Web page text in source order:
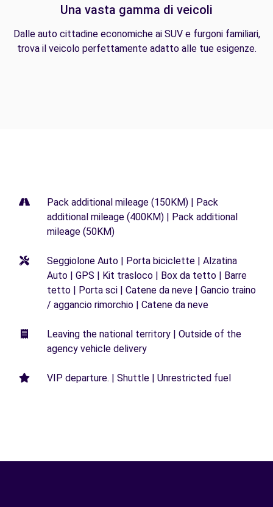
Una vasta gamma di veicoli
Dalle auto cittadine economiche ai SUV e furgoni familiari,
trova il veicolo perfettamente adatto alle tue esigenze.
Pack additional mileage (150KM) | Pack
additional mileage (400KM) | Pack additional
mileage (50KM)
Seggiolone Auto | Porta biciclette | Alzatina
Auto | GPS | Kit trasloco | Box da tetto | Barre
tetto | Porta sci | Catene da neve | Gancio traino
/ aggancio rimorchio | Catene da neve
Leaving the national territory | Outside of the
agency vehicle delivery
VIP departure. | Shuttle | Unrestricted fuel